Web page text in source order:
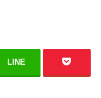
LINE